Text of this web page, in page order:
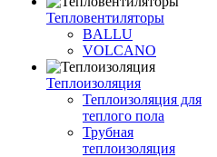
Тепловентиляторы
BALLU
VOLCANO
Теплоизоляция
Теплоизоляция для
теплого пола
Трубная
теплоизоляция